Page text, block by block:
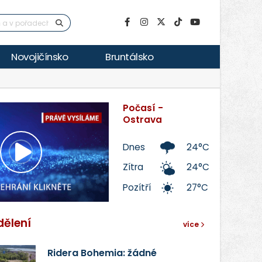
Novojičínsko Bruntálsko
Přehrát
video
Počasí -
Ostrava
Dnes
24°C
Zítra
24°C
Pozítří
27°C
více
Ridera Bohemia: žádné